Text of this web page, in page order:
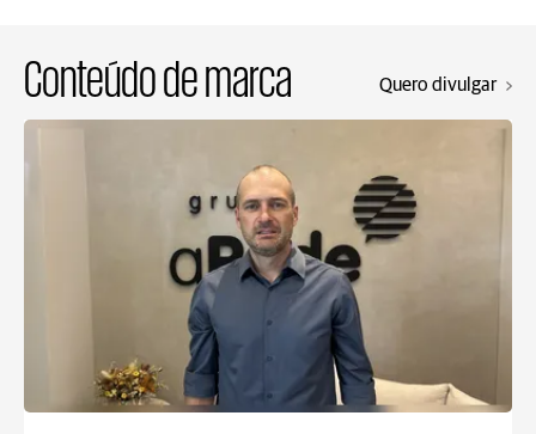
Conteúdo de marca Quero divulgar